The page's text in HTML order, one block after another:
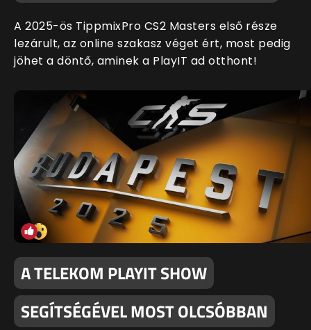
A 2025-ös TippmixPro CS2 Masters első része
lezárult, az online szakasz véget ért, most pedig
jöhet a döntő, aminek a PlayIT ad otthont!
A TELEKOM PLAYIT SHOW
SEGÍTSÉGÉVEL MOST OLCSÓBBAN